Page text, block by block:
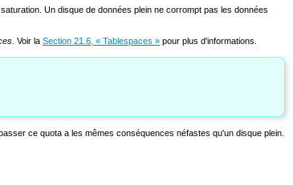
Un disque de données plein ne corrompt pas les données
. Voir la Section 21.6, « Tablespaces » pour plus d'informations.
ce quota a les mêmes conséquences néfastes qu'un disque plein.